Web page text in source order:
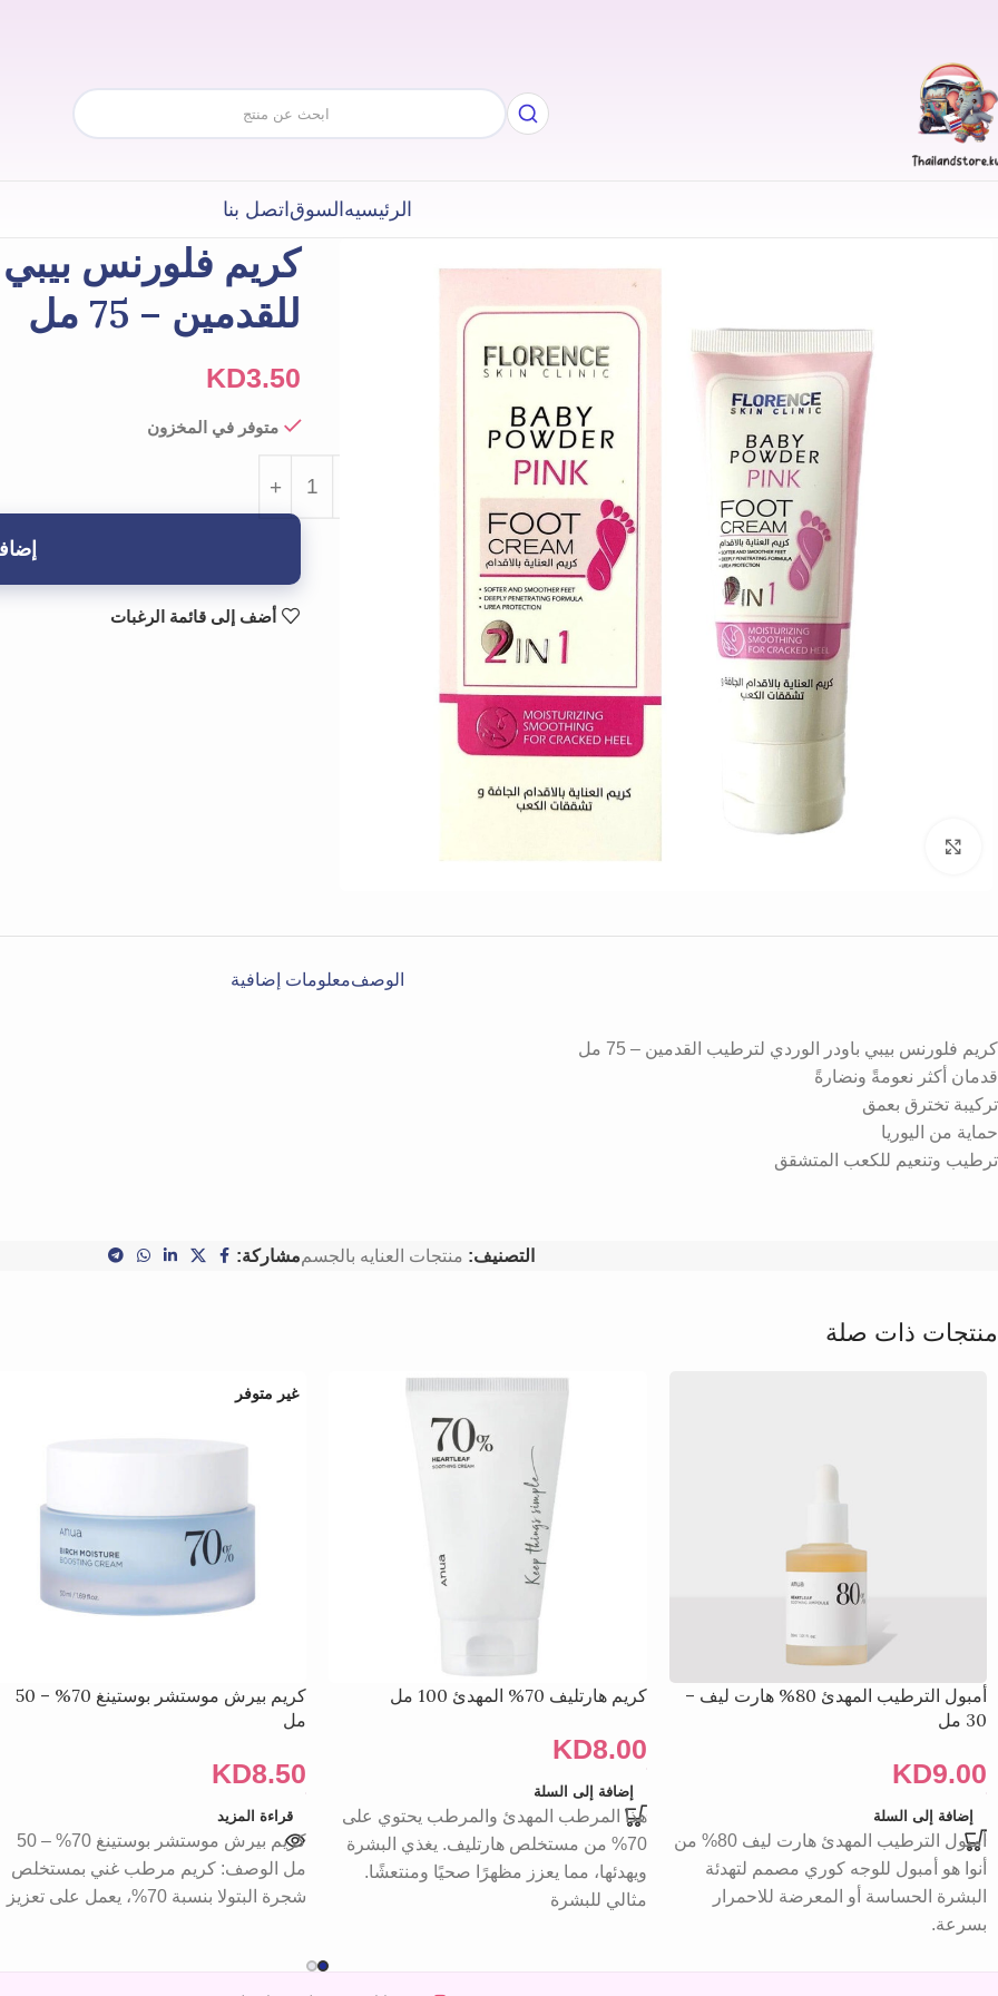
الرئيسيهالسوقاتصل بنا
كريم فلورنس
للقدمين – 75 مل
KD3.50
متوفر في المخزون
أضف إلى قائمة الرغبات
الوصفمعلومات إضافية
كريم فلورنس بيبي باودر الوردي لترطيب القدمين – 75 مل
قدمان أكثر نعومةً ونضارةً
تركيبة تخترق بعمق
حماية من اليوريا
ترطيب وتنعيم للكعب المتشقق
التصنيف: منتجات العنايه بالجسممشاركة:
منتجات ذات صلة
أمبول الترطيب المهدئ 80% هارت ليف –
30 مل
KD9.00
إضافة إلى السلة
أمبول الترطيب المهدئ هارت ليف 80% من
أنوا هو أمبول للوجه كوري مصمم لتهدئة
البشرة الحساسة أو المعرضة للاحمرار
بسرعة.
كريم هارتليف 70% المهدئ 100 مل
KD8.00
إضافة إلى السلة
هذا المرطب المهدئ والمرطب يحتوي على
70% من مستخلص هارتليف. يغذي البشرة
ويهدئها، مما يعزز مظهرًا صحيًا ومنتعشًا.
مثالي للبشرة
غير متوفر
كريم بيرش موستشر بوستينغ 70% – 50
مل
KD8.50
قراءة المزيد
كريم بيرش موستشر بوستينغ 70% – 50
مل الوصف: كريم مرطب غني بمستخلص
شجرة البتولا بنسبة 70%، يعمل على تعزيز